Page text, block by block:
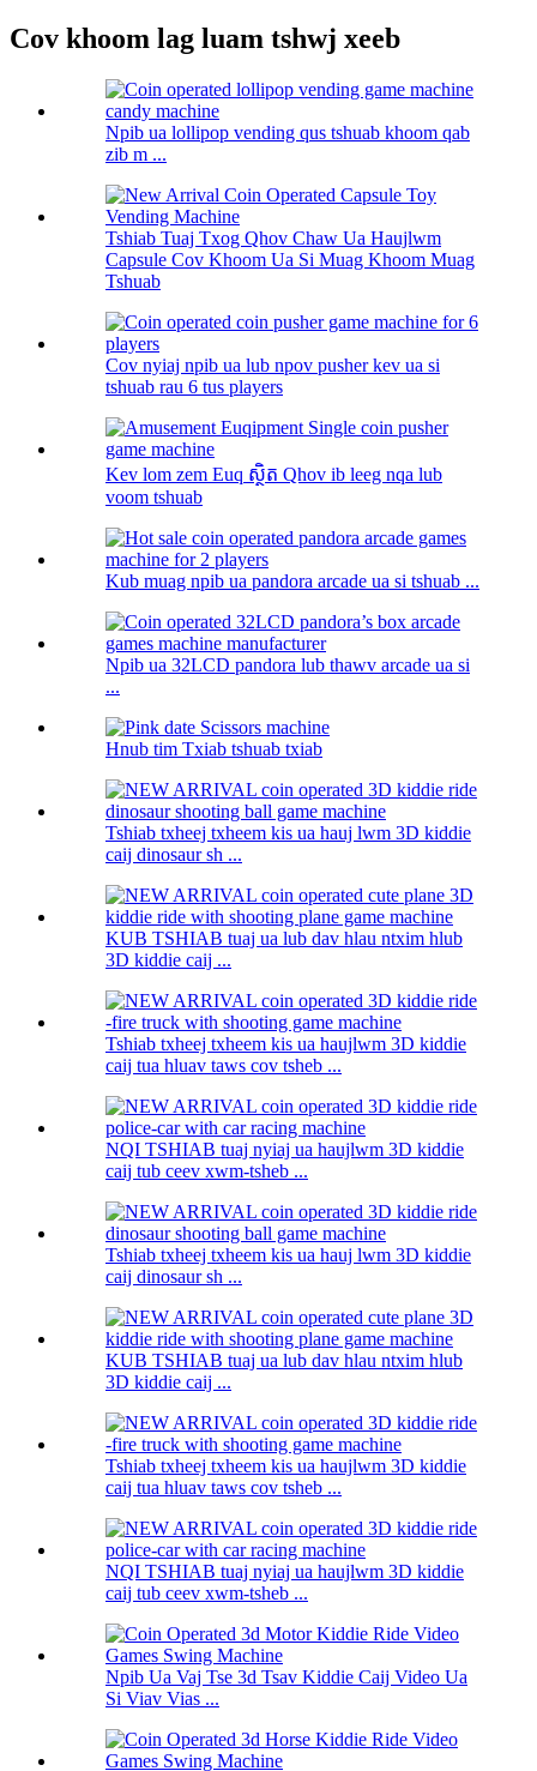
Cov khoom lag luam tshwj xeeb
Npib ua lollipop vending qus tshuab khoom qab
zib m ...
Tshiab Tuaj Txog Qhov Chaw Ua Haujlwm
Capsule Cov Khoom Ua Si Muag Khoom Muag
Tshuab
Cov nyiaj npib ua lub npov pusher kev ua si
tshuab rau 6 tus players
Kev lom zem Euq ស្ថិត Qhov ib leeg nqa lub
voom tshuab
Kub muag npib ua pandora arcade ua si tshuab ...
Npib ua 32LCD pandora lub thawv arcade ua si
...
Hnub tim Txiab tshuab txiab
Tshiab txheej txheem kis ua hauj lwm 3D kiddie
caij dinosaur sh ...
KUB TSHIAB tuaj ua lub dav hlau ntxim hlub
3D kiddie caij ...
Tshiab txheej txheem kis ua haujlwm 3D kiddie
caij tua hluav taws cov tsheb ...
NQI TSHIAB tuaj nyiaj ua haujlwm 3D kiddie
caij tub ceev xwm-tsheb ...
Tshiab txheej txheem kis ua hauj lwm 3D kiddie
caij dinosaur sh ...
KUB TSHIAB tuaj ua lub dav hlau ntxim hlub
3D kiddie caij ...
Tshiab txheej txheem kis ua haujlwm 3D kiddie
caij tua hluav taws cov tsheb ...
NQI TSHIAB tuaj nyiaj ua haujlwm 3D kiddie
caij tub ceev xwm-tsheb ...
Npib Ua Vaj Tse 3d Tsav Kiddie Caij Video Ua
Si Viav Vias ...